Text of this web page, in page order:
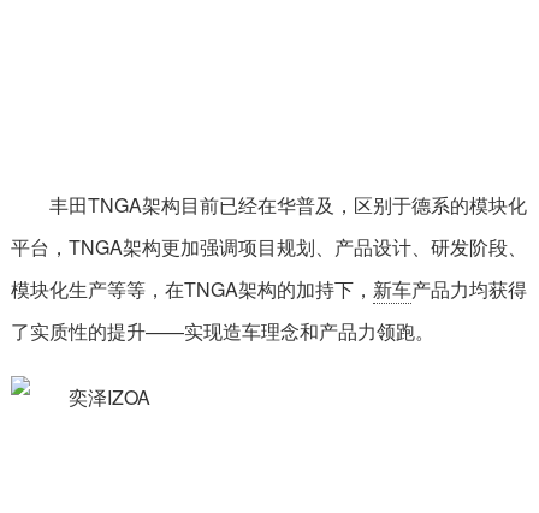
丰田TNGA架构目前已经在华普及，区别于德系的模块化
平台，TNGA架构更加强调项目规划、产品设计、研发阶段、
模块化生产等等，在TNGA架构的加持下， 新车产品力均获得
了实质性的提升——实现造车理念和产品力领跑。